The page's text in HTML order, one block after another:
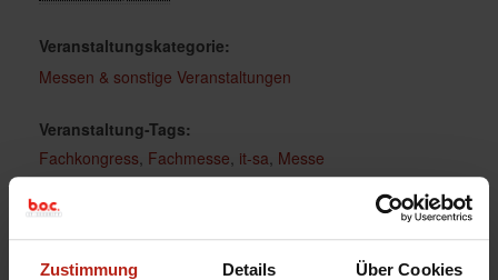
Zustimmung Details Über Cookies
Veranstaltungskategorie:
Messen & sonstige Veranstaltungen
Veranstaltung-Tags:
Fachkongress, Fachmesse, it-sa, Messe
Website:
https://www.itsa365.de